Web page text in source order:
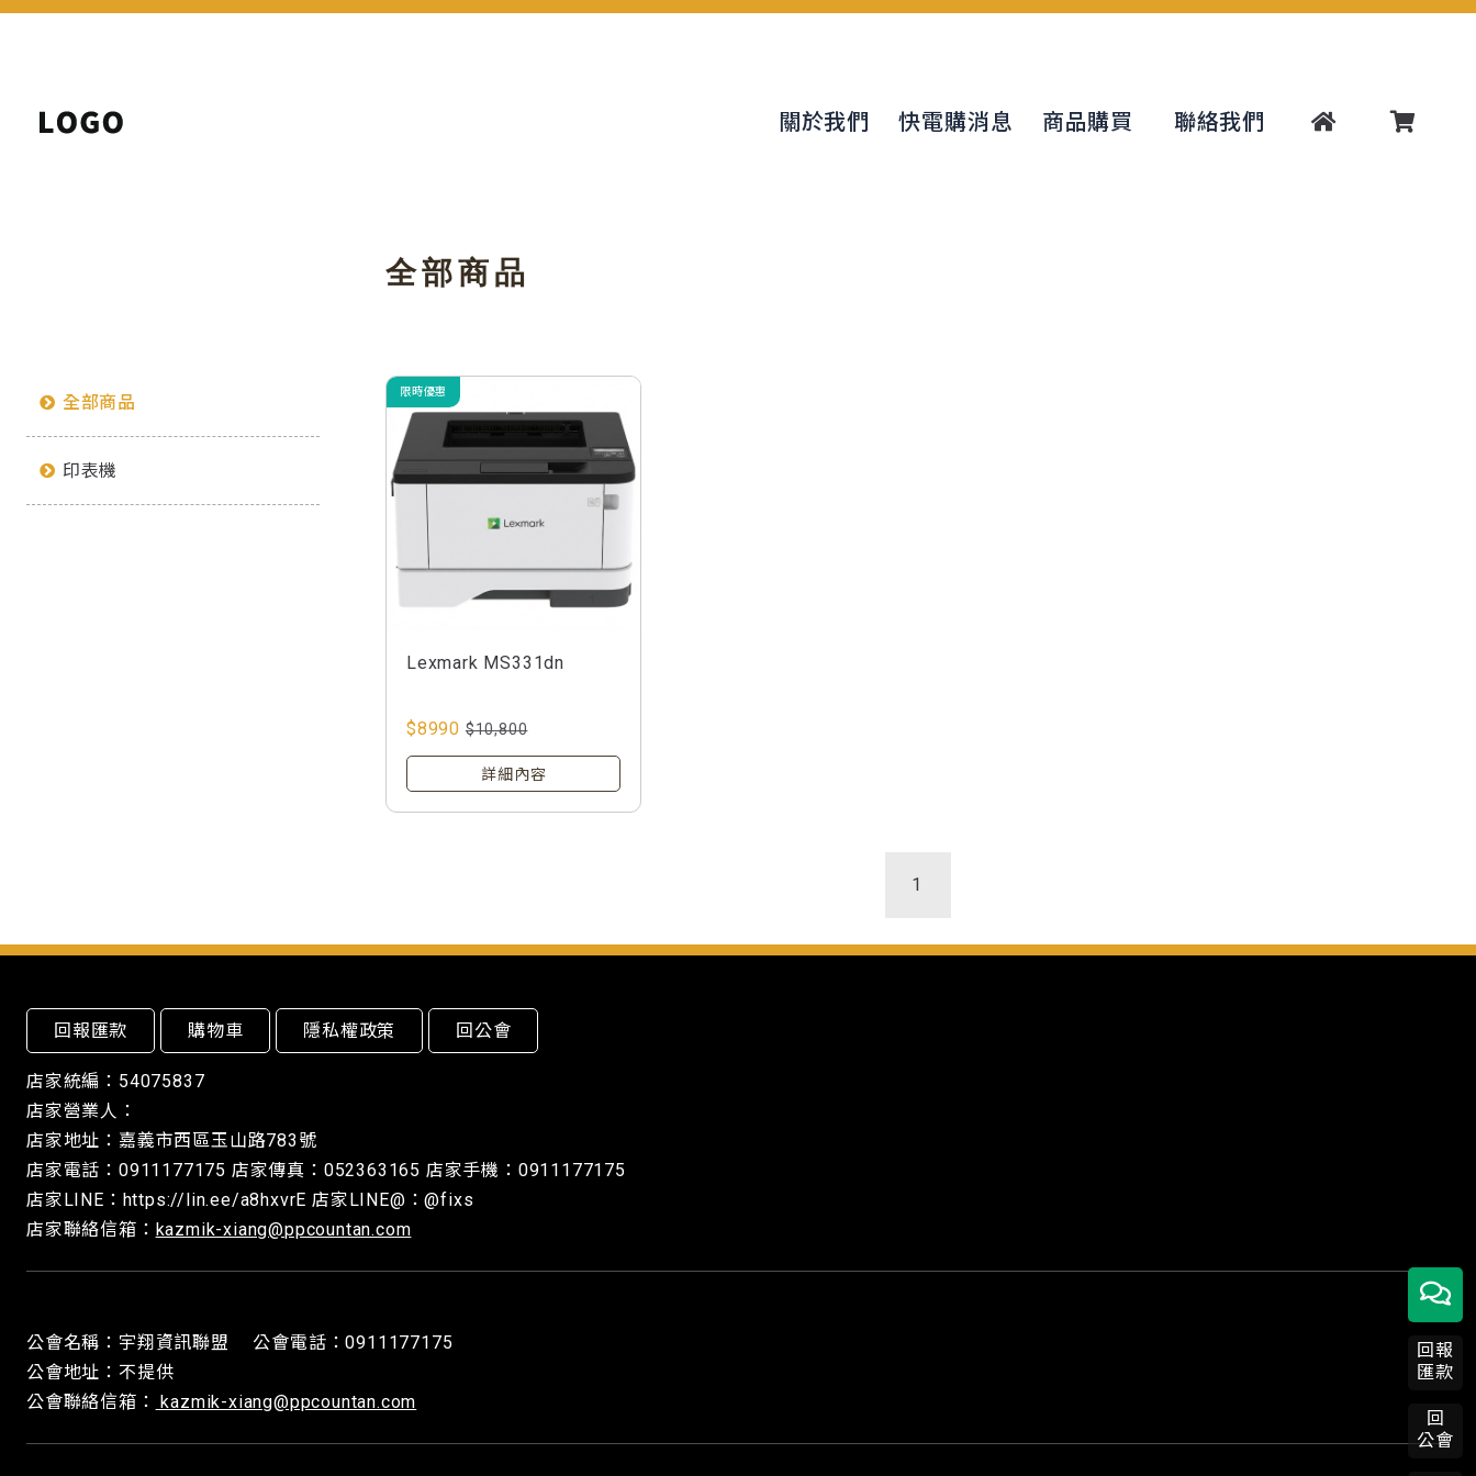
關於我們 快電購消息 商品購買 聯絡我們
全部商品
印表機
全部商品
Lexmark MS331dn
限時優惠
$8990 $10,800
詳細內容
1
回報匯款 購物車 隱私權政策 回公會
店家統編：54075837
店家營業人：
店家地址：嘉義市西區玉山路783號
店家電話：0911177175 店家傳真：052363165 店家手機：0911177175
店家LINE：https://lin.ee/a8hxvrE 店家LINE@：@fixs
店家聯絡信箱： kazmik-xiang@ppcountan.com
公會名稱：宇翔資訊聯盟 公會電話：0911177175
公會地址：不提供
公會聯絡信箱：
kazmik-xiang@ppcountan.com
回報
匯款
回
公會